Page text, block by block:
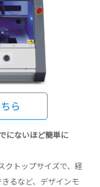
ら
にないほど簡単に
クトップサイズで、経
るなど、デザインモ